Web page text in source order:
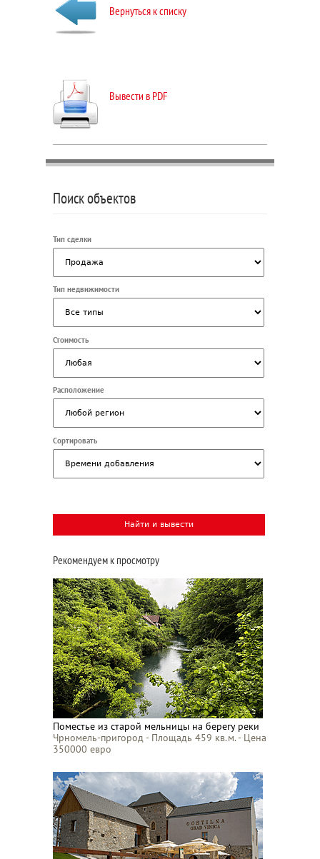
Вернуться к списку
Вывести в PDF
Поиск объектов
Тип сделки
Тип недвижимости
Стоимость
Расположение
Сортировать
Рекомендуем к просмотру
Поместье из старой мельницы на берегу реки
Чрномель-пригород - Площадь 459 кв.м. - Цена
350000 евро